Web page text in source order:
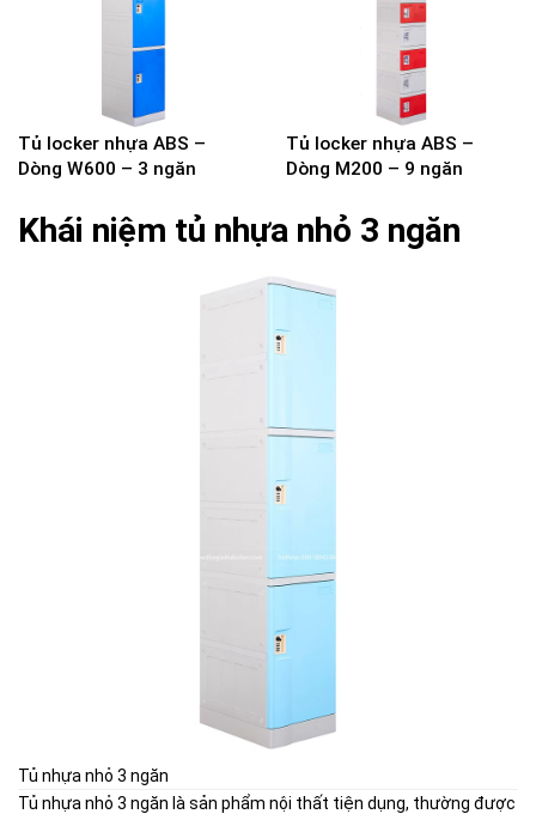
Tủ locker nhựa ABS –
Dòng W600 – 3 ngăn
Tủ locker nhựa ABS –
Dòng M200 – 9 ngăn
Khái niệm tủ nhựa nhỏ 3 ngăn
Tủ nhựa nhỏ 3 ngăn
Tủ nhựa nhỏ 3 ngăn là sản phẩm nội thất tiện dụng, thường được